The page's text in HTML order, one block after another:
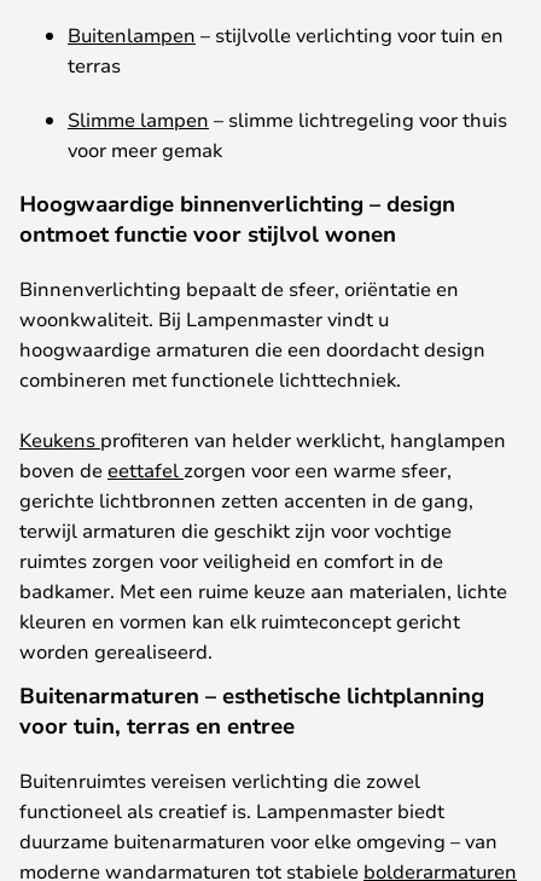
Buitenlampen – stijlvolleverlichting voortuin en
terras
Slimme lampen – slimme lichtregeling voorthuis
voor meergemak
Hoogwaardige binnenverlichting – design
ontmoet functie voor stijlvol wonen
Binnenverlichting bepaaltde sfeer, oriëntatieen
woonkwaliteit. Bij Lampenmastervindt u
hoogwaardige armaturen dieeen doordachtdesign
combineren metfunctionele lichttechniek.
Keukens profiteren van helderwerklicht, hanglampen
boven deeettafel zorgen vooreen warme sfeer,
gerichte lichtbronnen zetten accenten in degang,
terwijl armaturen diegeschikt zijn voorvochtige
ruimtes zorgen voorveiligheid en comfort in de
badkamer. Meteen ruime keuze aan materialen, lichte
kleuren en vormen kan elk ruimteconceptgericht
worden gerealiseerd.
Buitenarmaturen – esthetische lichtplanning
voor tuin, terras en entree
Buitenruimtesvereisen verlichting die zowel
functioneel alscreatief is. Lampenmaster biedt
duurzame buitenarmaturen voorelkeomgeving – van
modernewandarmaturen tot stabiele bolderarmaturen